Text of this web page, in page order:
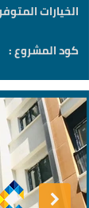
الخيارات
كود المشروع :